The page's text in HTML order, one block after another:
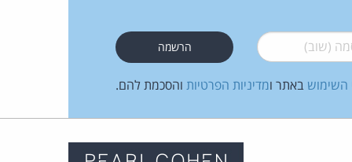
(שוב)*
השימוש באתר ומדיניות הפרטיות והסכמת להם.